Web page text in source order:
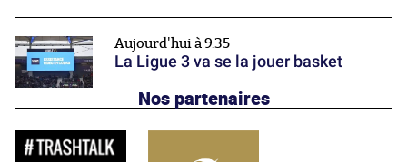
Aujourd'hui à 9:35
La Ligue 3 va se la jouer basket
Nos partenaires